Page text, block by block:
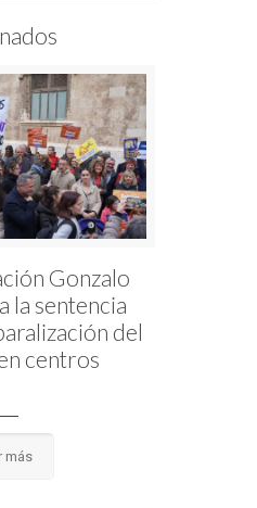
Gonzalo
la sentencia
del
centros
más